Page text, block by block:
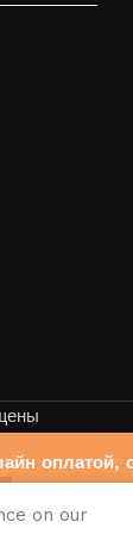
оплатой,
on our